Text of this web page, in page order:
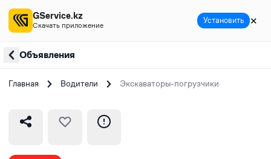
Объявления
Главная Водители Экскаваторы-погрузчики
GService.kz
Скачать приложение Установить ✕